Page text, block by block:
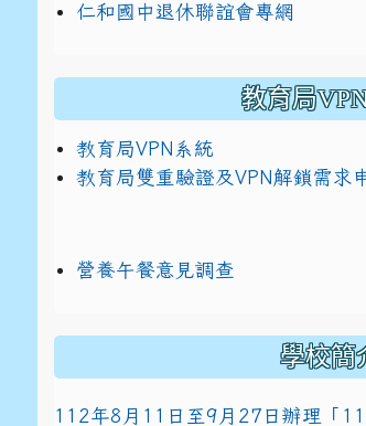
仁和國中退休聯誼會專網
教育局
教育局VPN系統
教育局雙重驗證及VPN解鎖需求
營養午餐意見調查
學校簡
112年8月11日至9月27日辦理「